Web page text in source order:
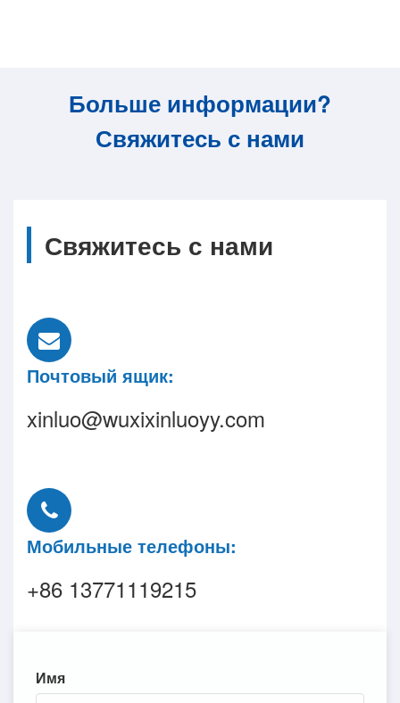
Больше информации?
Свяжитесь с нами
Свяжитесь с нами
Почтовый ящик:
xinluo@wuxixinluoyy.com
Мобильные телефоны:
+86 13771119215
Имя